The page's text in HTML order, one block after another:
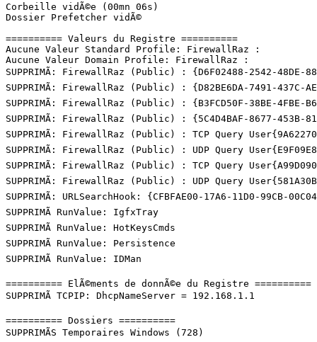
Corbeille vidÃ©e (00mn 06s)
Dossier Prefetcher vidÃ©
========== Valeurs du Registre ==========
Aucune Valeur Standard Profile: FirewallRaz :
Aucune Valeur Domain Profile: FirewallRaz :
SUPPRIMÃ: FirewallRaz (Public) : {D6F02488-2542-48DE-
SUPPRIMÃ: FirewallRaz (Public) : {D82BE6DA-7491-437C-
SUPPRIMÃ: FirewallRaz (Public) : {B3FCD50F-38BE-4FBE-
SUPPRIMÃ: FirewallRaz (Public) : {5C4D4BAF-8677-453B-
SUPPRIMÃ: FirewallRaz (Public) : TCP Query
SUPPRIMÃ: FirewallRaz (Public) : UDP Query
SUPPRIMÃ: FirewallRaz (Public) : TCP Query
SUPPRIMÃ: FirewallRaz (Public) : UDP Query
SUPPRIMÃ: URLSearchHook: {CFBFAE00-17A6-11D0-99CB-
SUPPRIMÃ RunValue: IgfxTray
SUPPRIMÃ RunValue: HotKeysCmds
SUPPRIMÃ RunValue: Persistence
SUPPRIMÃ RunValue: IDMan
========== ElÃ©ments de donnÃ©e du Registre ==========
SUPPRIMÃ TCPIP: DhcpNameServer = 192.168.1.1
========== Dossiers ==========
SUPPRIMÃS Temporaires Windows (728)